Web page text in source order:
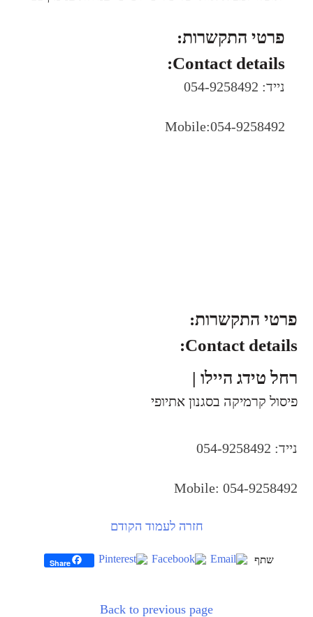
פרטי התקשרות:
Contact details:
נייד: 054-9258492
Mobile:054-9258492
פרטי התקשרות:
Contact details:
רחל טידג היילו |
פיסול קרמיקה בסגנון אתיופי
נייד: 054-9258492
Mobile: 054-9258492
חזרה לעמוד הקודם
Share
Back to previous page